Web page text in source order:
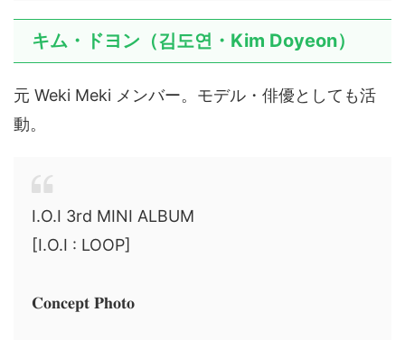
キム・ドヨン（김도연・Kim Doyeon）
元 Weki Meki メンバー。モデル・俳優としても活
動。
I.O.I 3rd MINI ALBUM
[I.O.I : LOOP]
𝐂𝐨𝐧𝐜𝐞𝐩𝐭 𝐏𝐡𝐨𝐭𝐨